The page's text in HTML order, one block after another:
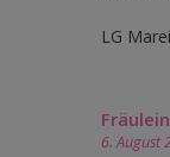
LG
6. August